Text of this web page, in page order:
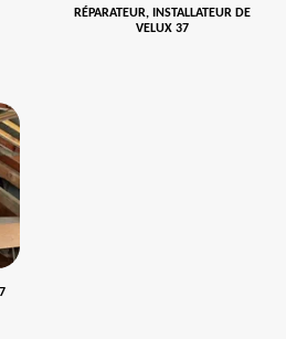
RÉPARATEUR, INSTALLATEUR DE
VELUX 37